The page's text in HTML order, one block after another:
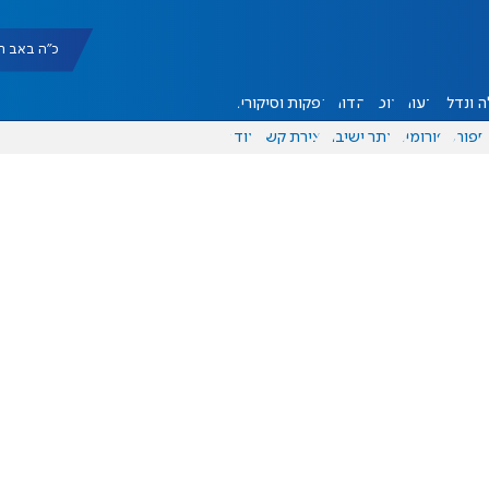
כ"ה באב תשפ"ו
ונדל"ן דעות אוכל יהדות הפקות וסיקורים
ספורט פורומים אתר ישיבה יצירת קשר עוד